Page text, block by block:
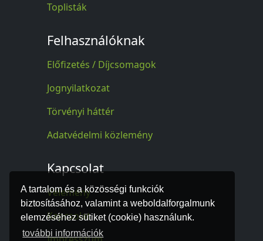
A tartalom és a közösségi funkciók
biztosításához, valamint a weboldalforgalmunk
elemzéséhez sütiket (cookie) használunk.
további információk
Toplisták
Felhasználóknak
Előfizetés / Díjcsomagok
Jognyilatkozat
Törvényi háttér
Adatvédelmi közlemény
Kapcsolat
Vélemény
Kapcsolat